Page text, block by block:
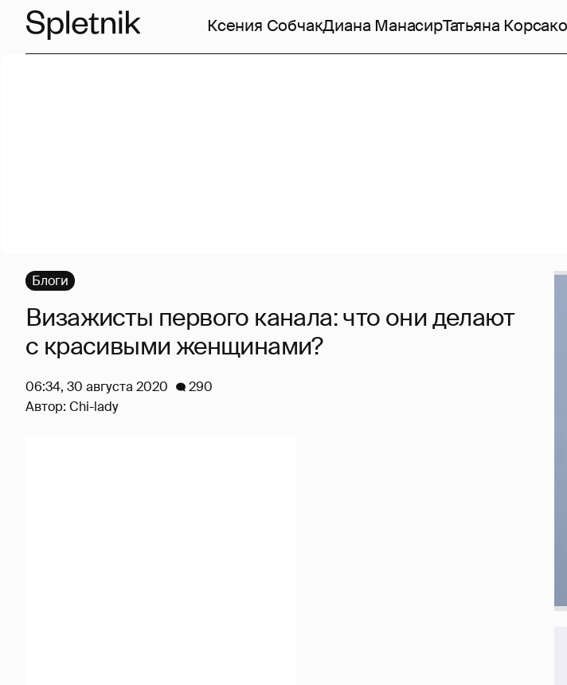
Ксения СобчакДиана МанасирТатьяна
Блоги
Визажисты первого канала: что они делают
с красивыми женщинами?
06:34, 30 августа 2020
290
Автор: Chi-lady